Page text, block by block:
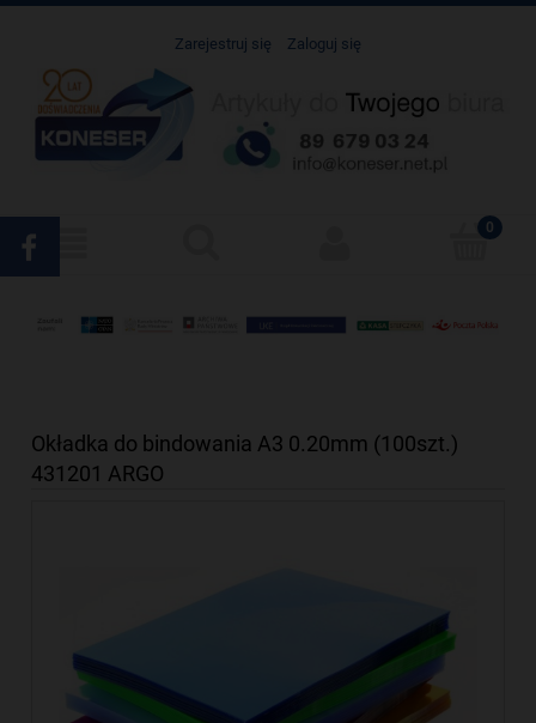
Zarejestruj się Zaloguj się
Okładka do bindowania A3 0.20mm (100szt.)
431201 ARGO